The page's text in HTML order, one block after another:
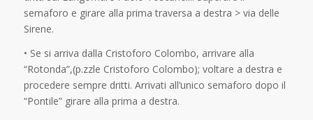
semaforo e girare alla prima traversa a destra > via delle
Sirene.
• Se si arriva dalla Cristoforo Colombo, arrivare alla
“Rotonda”,(p.zzle Cristoforo Colombo); voltare a destra e
procedere sempre dritti. Arrivati all’unico semaforo dopo il
“Pontile” girare alla prima a destra.